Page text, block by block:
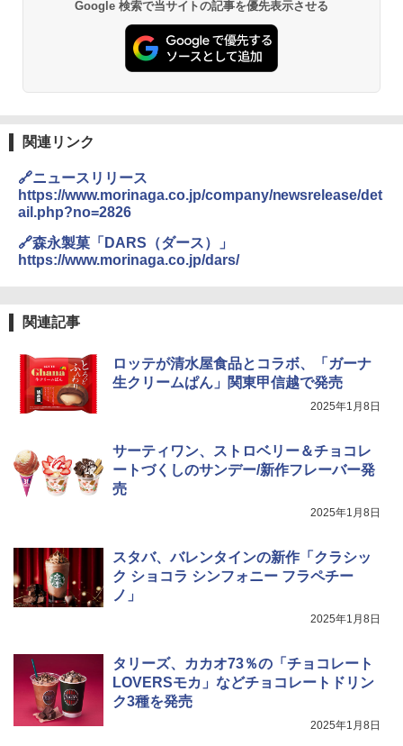
Google 検索で当サイトの記事を優先表示させる
関連リンク
🔗ニュースリリース
https://www.morinaga.co.jp/company/newsrelease/det
ail.php?no=2826
🔗森永製菓「DARS（ダース）」
https://www.morinaga.co.jp/dars/
関連記事
ロッテが清水屋食品とコラボ、「ガーナ
生クリームぱん」関東甲信越で発売
2025年1月8日
サーティワン、ストロベリー＆チョコレ
ートづくしのサンデー/新作フレーバー発
売
2025年1月8日
スタバ、バレンタインの新作「クラシッ
ク ショコラ シンフォニー フラペチー
ノ」
2025年1月8日
タリーズ、カカオ73％の「チョコレート
LOVERSモカ」などチョコレートドリン
ク3種を発売
2025年1月8日